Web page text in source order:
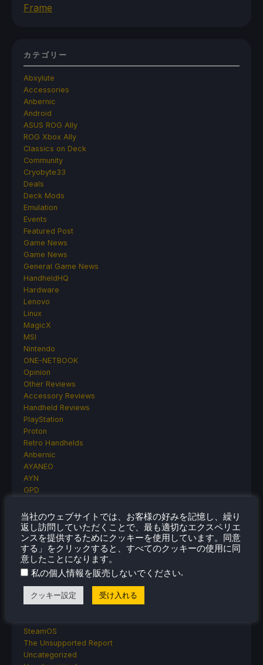
Frame
カテゴリー
Abxylute
Accessories
Anbernic
Android
ASUS ROG Ally
ROG Xbox Ally
Classics on Deck
Community
Cryobyte33
Deals
Deck Mods
Emulation
Events
Featured Post
Game News
Game News
General Game News
HandheldHQ
Hardware
Lenovo
Linux
MagicX
MSI
Nintendo
ONE-NETBOOK
Opinion
Other Reviews
Accessory Reviews
Handheld Reviews
PlayStation
Proton
Retro Handhelds
Anbernic
AYANEO
AYN
GPD
MANGMI
Miyoo
Retroid
Rumors
TrimUI
SDHQ
Steam
Steam Controller
SteamOS
The Unsupported Report
Uncategorized
当社のウェブサイトでは、お客様の好みを記憶し、繰り
返し訪問していただくことで、最も適切なエクスペリエ
ンスを提供するためにクッキーを使用しています。同意
する」をクリックすると、すべてのクッキーの使用に同
意したことになります。
私の個人情報を販売しないでください.
クッキー設定 受け入れる